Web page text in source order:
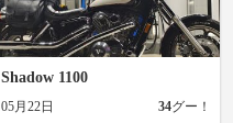
Shadow 1100
05月22日 34グー！